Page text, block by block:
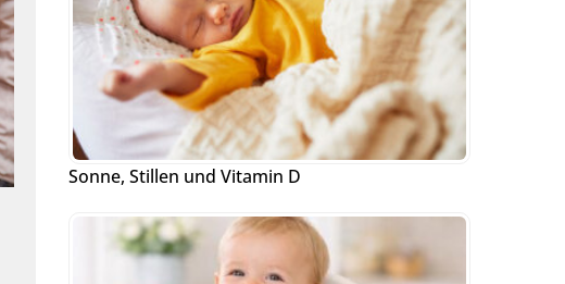
Sonne, Stillen und Vitamin D